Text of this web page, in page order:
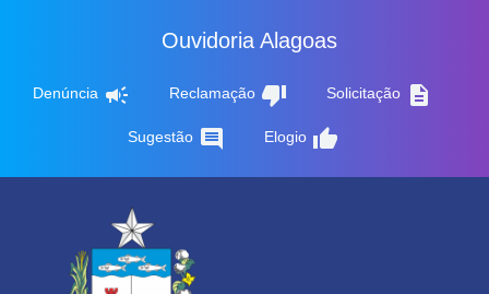
Ouvidoria Alagoas
Denúncia campaign Reclamação thumb_down Solicitação description
Sugestão comment Elogio thumb_up